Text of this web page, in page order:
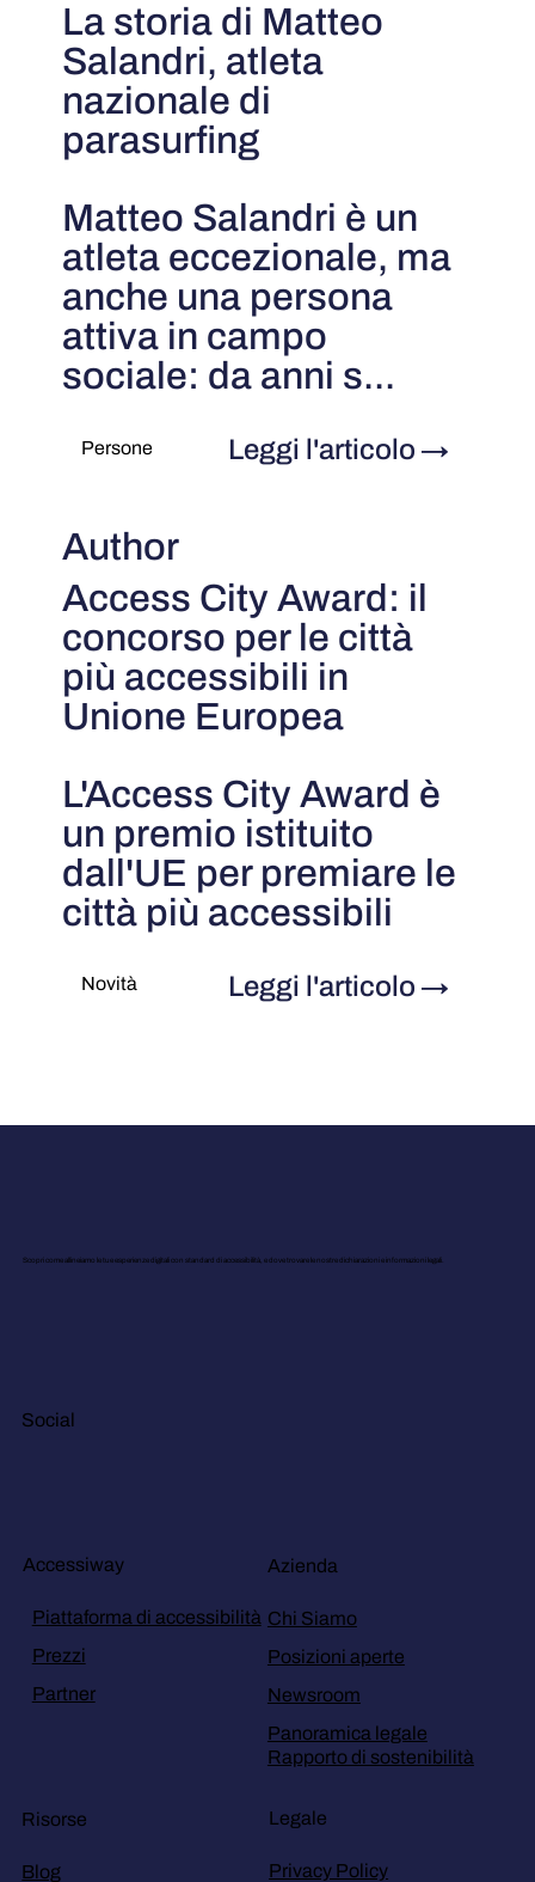
La storia di Matteo
Salandri, atleta
nazionale di
parasurfing
Matteo Salandri è un
atleta eccezionale, ma
anche una persona
attiva in campo
sociale: da anni s...
Persone Leggi l'articolo →
Author
Access City Award: il
concorso per le città
più accessibili in
Unione Europea
L'Access City Award è
un premio istituito
dall'UE per premiare le
città più accessibili
Novità Leggi l'articolo →
Scopri come allineiamo le tue esperienze digitali con standard di accessibilità, e dove trovare le nostre dichiarazioni e informazioni legali.
Social
Accessiway
Piattaforma di accessibilità
Prezzi
Partner
Azienda
Chi Siamo
Posizioni aperte
Newsroom
Panoramica legale
Rapporto di sostenibilità
Risorse
Blog
Legale
Privacy Policy